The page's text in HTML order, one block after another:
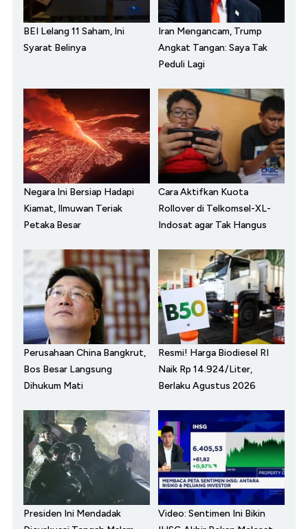
BEI Lelang 11 Saham, Ini
Syarat Belinya
Iran Mengancam, Trump
Angkat Tangan: Saya Tak
Peduli Lagi
Negara Ini Bersiap Hadapi
Kiamat, Ilmuwan Teriak
Petaka Besar
Cara Aktifkan Kuota
Rollover di Telkomsel-XL-
Indosat agar Tak Hangus
Perusahaan China Bangkrut,
Bos Besar Langsung
Dihukum Mati
Resmi! Harga Biodiesel RI
Naik Rp 14.924/Liter,
Berlaku Agustus 2026
Presiden Ini Mendadak
Video: Sentimen Ini Bikin